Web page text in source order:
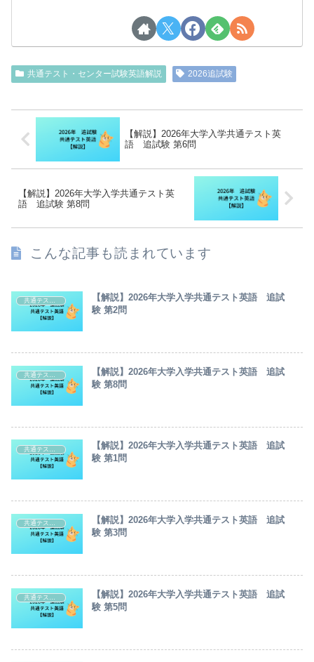
共通テスト・センター試験英語解説 2026追試験
【解説】2026年大学入学共通テスト英
語 追試験 第6問
【解説】2026年大学入学共通テスト英
語 追試験 第8問
こんな記事も読まれています
共通テスト・センター試験英語解説
【解説】2026年大学入学共通テスト英語 追試
験 第2問
【解説】2026年大学入学共通テスト英語 追試
験 第8問
【解説】2026年大学入学共通テスト英語 追試
験 第1問
共通テスト・センター試験英語解説
【解説】2026年大学入学共通テスト英語 追試
験 第3問
【解説】2026年大学入学共通テスト英語 追試
験 第5問